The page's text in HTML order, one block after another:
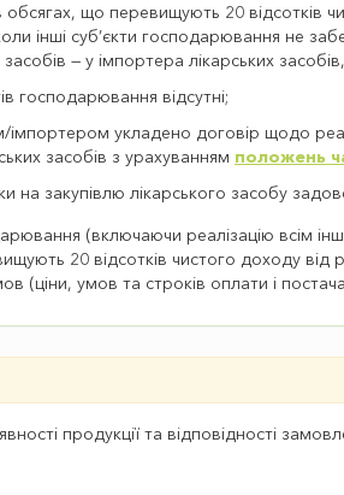
що перевищують 20 відсотків
інші суб’єкти господарювання не
— у імпортера лікарських
господарювання відсутні;
укладено договір щодо
засобів з урахуванням положень
закупівлю лікарського засобу
(включаючи реалізацію всім
20 відсотків чистого доходу від
(ціни, умов та строків оплати і
продукції та відповідності